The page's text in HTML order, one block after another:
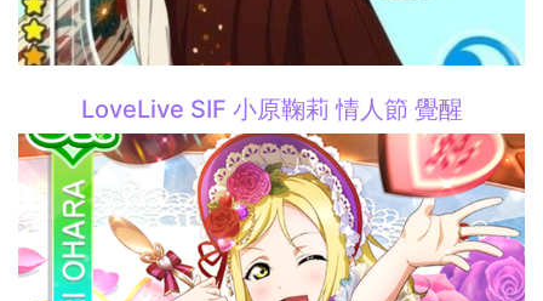
LoveLive SIF 小原鞠莉 情人節 覺醒